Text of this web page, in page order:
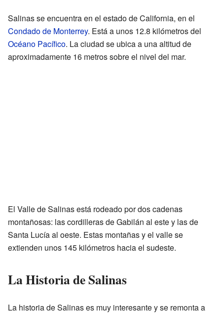
Salinas se encuentra en el estado de California, en el
Condado de Monterrey. Está a unos 12.8 kilómetros del
Océano Pacífico. La ciudad se ubica a una altitud de
aproximadamente 16 metros sobre el nivel del mar.
El Valle de Salinas está rodeado por dos cadenas
montañosas: las cordilleras de Gabilán al este y las de
Santa Lucía al oeste. Estas montañas y el valle se
extienden unos 145 kilómetros hacia el sudeste.
La Historia de Salinas
La historia de Salinas es muy interesante y se remonta a